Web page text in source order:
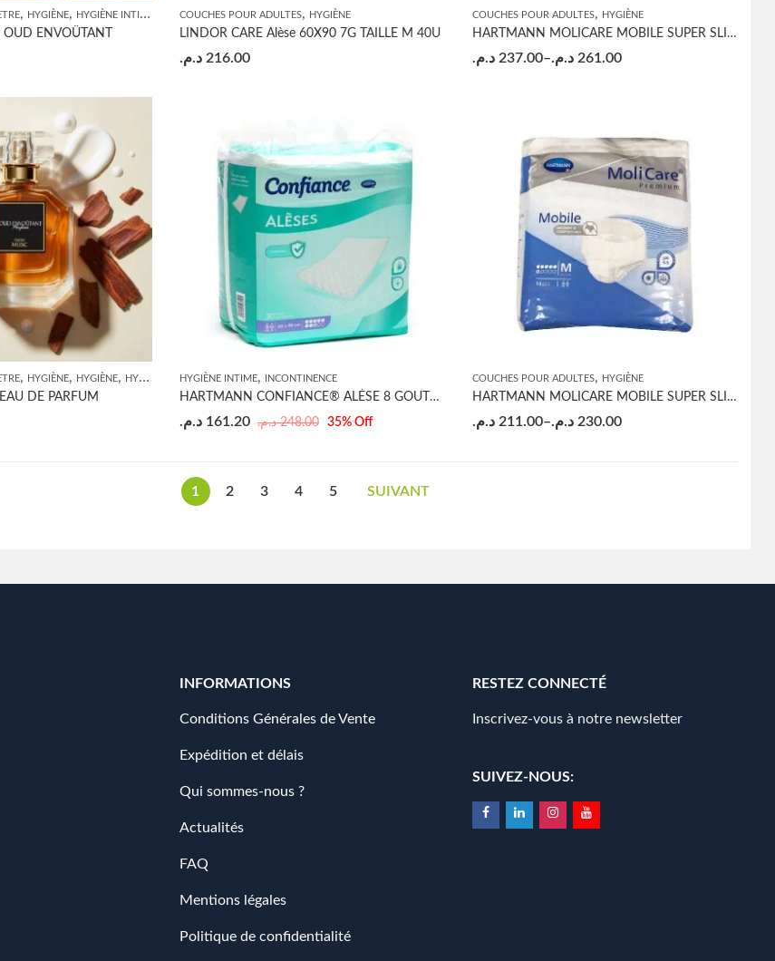
, HYGIÈNE, HYGIÈNE INTIME
ENVOÛTANT
COUCHES POUR ADULTES, HYGIÈNE
LINDOR CARE Alèse 60X90 7G TAILLE M 40U
216.00 د.م.
COUCHES POUR ADULTES, HYGIÈNE
HARTMANN MOLICARE MOBILE SUPER SLIP ABSORBANT NUIT
237.00 د.م. – 261.00 د.م.
, HYGIÈNE, HYGIÈNE, HYGIÈNE INTIME
DE PARFUM
HYGIÈNE INTIME, INCONTINENCE
HARTMANN CONFIANCE® ALÉSE 8 GOUTTES 60×90 X30
248.00 د.م. 161.20 د.م. 35% Off
COUCHES POUR ADULTES, HYGIÈNE
HARTMANN MOLICARE MOBILE SUPER SLIP ABSORBANT JOUR
211.00 د.م. – 230.00 د.م.
1 2 3 4 5 SUIVANT
INFORMATIONS
Conditions Générales de Vente
Expédition et délais
Qui sommes-nous ?
Actualités
FAQ
Mentions légales
Politique de confidentialité
RESTEZ CONNECTÉ
Inscrivez-vous à notre newsletter
SUIVEZ-NOUS: